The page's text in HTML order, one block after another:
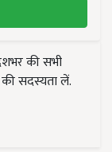
की सभी
सदस्यता लें.